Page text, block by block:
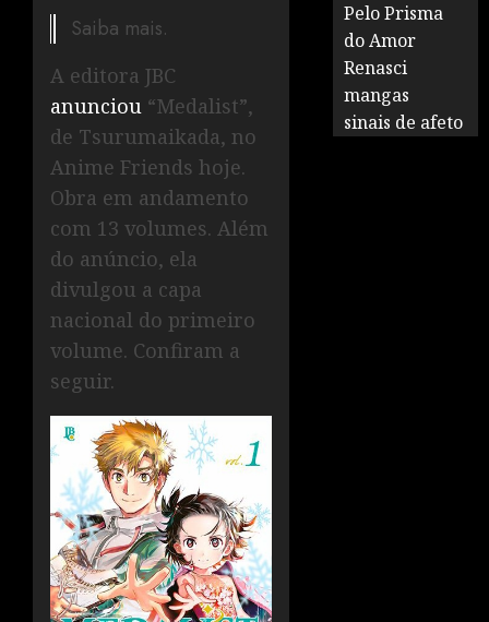
Saiba mais.
A editora JBC
anunciou “Medalist”,
de Tsurumaikada, no
Anime Friends hoje.
Obra em andamento
com 13 volumes. Além
do anúncio, ela
divulgou a capa
nacional do primeiro
volume. Confiram a
seguir.
Pelo Prisma
do Amor
Renasci
mangas
sinais de afeto